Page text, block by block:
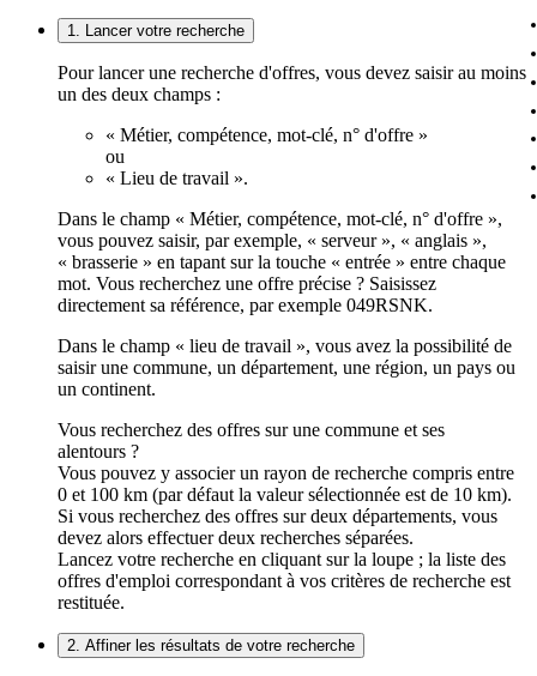
1. Lancer votre recherche
Pour lancer une recherche d'offres, vous devez saisir au moins
un des deux champs :
« Métier, compétence, mot-clé, n° d'offre »
ou
« Lieu de travail ».
Dans le champ « Métier, compétence, mot-clé, n° d'offre »,
vous pouvez saisir, par exemple, « serveur », « anglais »,
« brasserie » en tapant sur la touche « entrée » entre chaque
mot. Vous recherchez une offre précise ? Saisissez
directement sa référence, par exemple 049RSNK.
Dans le champ « lieu de travail », vous avez la possibilité de
saisir une commune, un département, une région, un pays ou
un continent.
Vous recherchez des offres sur une commune et ses
alentours ?
Vous pouvez y associer un rayon de recherche compris entre
0 et 100 km (par défaut la valeur sélectionnée est de 10 km).
Si vous recherchez des offres sur deux départements, vous
devez alors effectuer deux recherches séparées.
Lancez votre recherche en cliquant sur la loupe ; la liste des
offres d'emploi correspondant à vos critères de recherche est
restituée.
2. Affiner les résultats de votre recherche